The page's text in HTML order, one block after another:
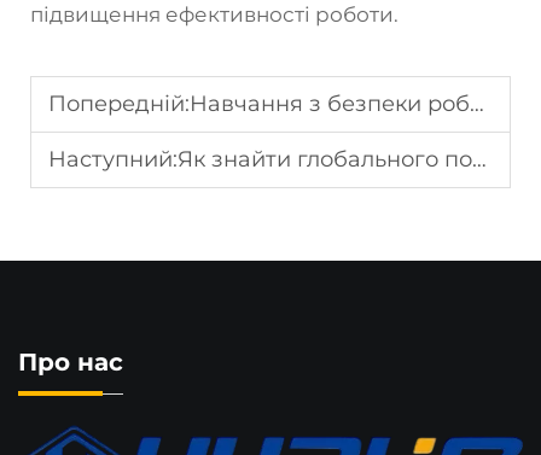
підвищення ефективності роботи.
Попередній:Навчання з безпеки роботи навантажувачами для операторів заводу
Наступний:Як знайти глобального постачальника вантажопідйомників?
Про нас